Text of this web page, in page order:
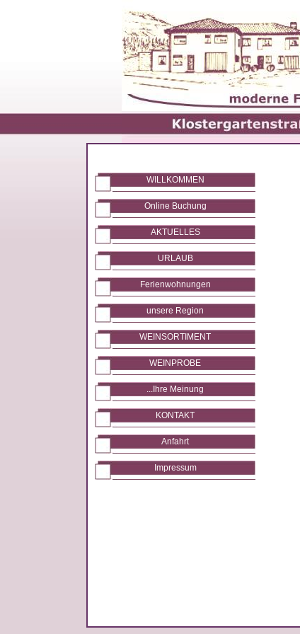
WILLKOMMEN
Online Buchung
AKTUELLES
URLAUB
Ferienwohnungen
unsere Region
WEINSORTIMENT
WEINPROBE
...Ihre Meinung
KONTAKT
Anfahrt
Impressum